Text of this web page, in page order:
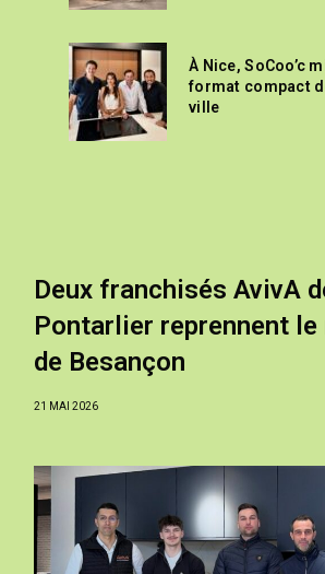
À Nice, SoCoo’c
format compact
ville
Deux franchisés AvivA
Pontarlier reprennent le
de Besançon
21 MAI 2026